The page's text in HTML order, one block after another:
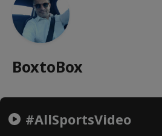
BoxtoBox
#AllSportsVideo